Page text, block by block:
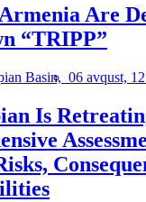
Are
“TRIPP”
Basin, 06 avqust,
Is